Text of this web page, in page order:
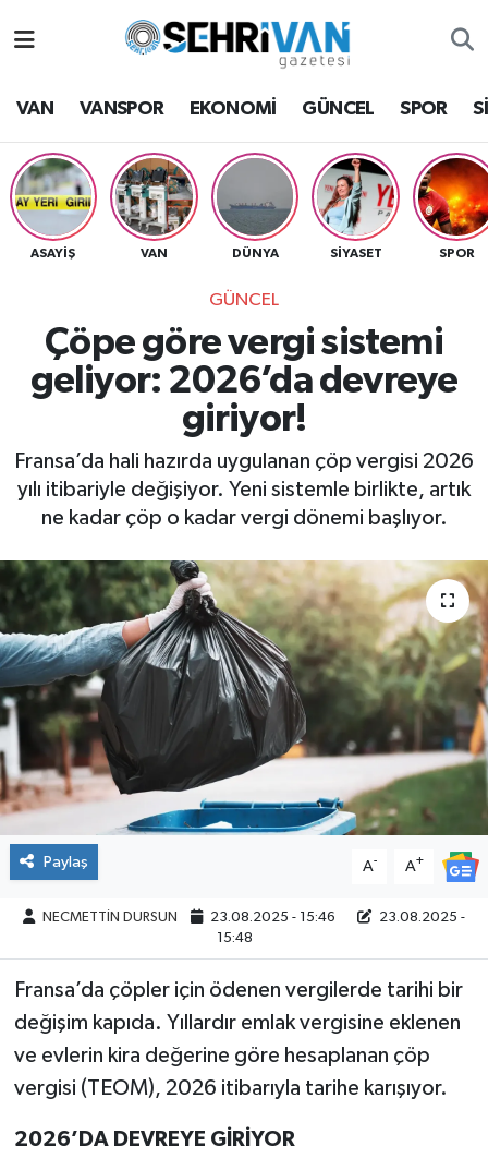
VAN VANSPOR EKONOMİ GÜNCEL SPOR
ASAYİŞ VAN DÜNYA SİYASET SPOR
GÜNCEL
Çöpe göre vergi sistemi
geliyor: 2026’da devreye
giriyor!
Fransa’da hali hazırda uygulanan çöp vergisi 2026
yılı itibariyle değişiyor. Yeni sistemle birlikte, artık
ne kadar çöp o kadar vergi dönemi başlıyor.
Paylaş A- A+
NECMETTİN DURSUN 23.08.2025 - 15:46
23.08.2025 -
15:48
Fransa’da çöpler için ödenen vergilerde tarihi bir
değişim kapıda. Yıllardır emlak vergisine eklenen
ve evlerin kira değerine göre hesaplanan çöp
vergisi (TEOM), 2026 itibarıyla tarihe karışıyor.
2026’DA DEVREYE GİRİYOR
Van Hava Durumu
VAN Namaz Vakitleri
Van Trafik Yoğunluk Haritası
Süper Lig Puan Durumu ve Fikstür
Tüm Manşetler
Son Dakika Haberleri
Haber Arşivi